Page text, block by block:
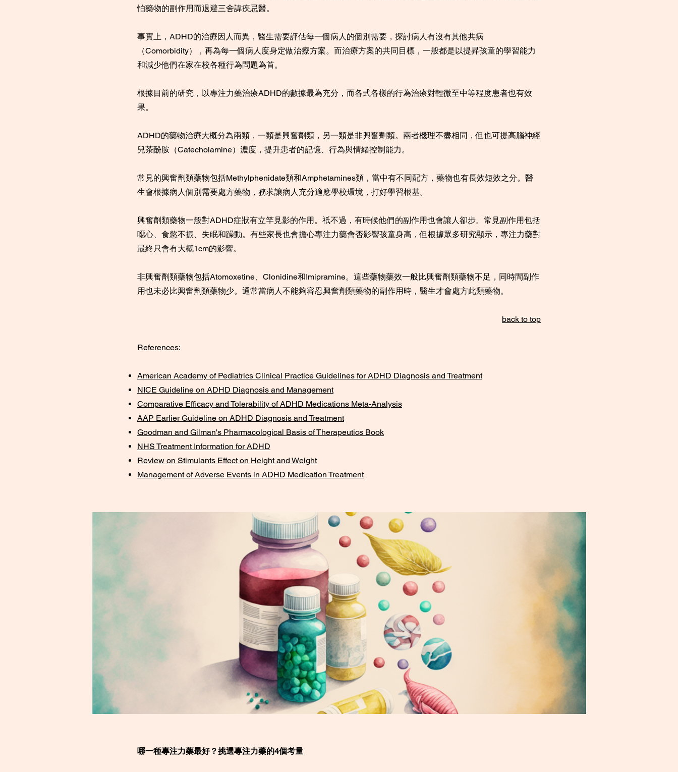
怕藥物的副作用而退避三舍諱疾忌醫。
事實上，ADHD的治療因人而異，醫生需要評估每一個病人的個別需要，探討病人有沒有其他共病
（Comorbidity），再為每一個病人度身定做治療方案。而治療方案的共同目標，一般都是以提昇孩童的學習能力
和減少他們在家在校各種行為問題為首。
根據目前的研究，以專注力藥治療ADHD的數據最為充分，而各式各樣的行為治療對輕微至中等程度患者也有效
果。
ADHD的藥物治療大概分為兩類，一類是興奮劑類，另一類是非興奮劑類。兩者機理不盡相同，但也可提高腦神經
兒茶酚胺（Catecholamine）濃度，提升患者的記憶、行為與情緒控制能力。
常見的興奮劑類藥物包括Methylphenidate類和Amphetamines類，當中有不同配方，藥物也有長效短效之分。醫
生會根據病人個別需要處方藥物，務求讓病人充分適應學校環境，打好學習根基。
興奮劑類藥物一般對ADHD症狀有立竿見影的作用。祇不過，有時候他們的副作用也會讓人卻步。常見副作用包括
噁心、食慾不振、失眠和躁動。有些家長也會擔心專注力藥會否影響孩童身高，但根據眾多研究顯示，專注力藥對
最終只會有大概1cm的影響。
非興奮劑類藥物包括Atomoxetine、Clonidine和Imipramine。這些藥物藥效一般比興奮劑類藥物不足，同時間副作
用也未必比興奮劑類藥物少。通常當病人不能夠容忍興奮劑類藥物的副作用時，醫生才會處方此類藥物。
back to top
References:
American Academy of Pediatrics Clinical Practice Guidelines for ADHD Diagnosis and Treatment
NICE Guideline on ADHD Diagnosis and Management
Comparative Efficacy and Tolerability of ADHD Medications Meta-Analysis
AAP Earlier Guideline on ADHD Diagnosis and Treatment
Goodman and Gilman's Pharmacological Basis of Therapeutics Book
NHS Treatment Information for ADHD
Review on Stimulants Effect on Height and Weight
Management of Adverse Events in ADHD Medication Treatment
哪一種專注力藥最好？挑選專注力藥的4個考量